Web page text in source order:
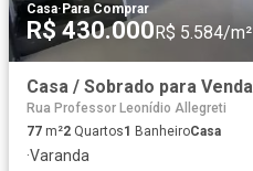
Casa· Para Comprar
R$ 430.000R$ 5.584/m²
Rua Professor Leonídio Allegreti
77 m²2 Quartos1 BanheiroCasa
·Varanda